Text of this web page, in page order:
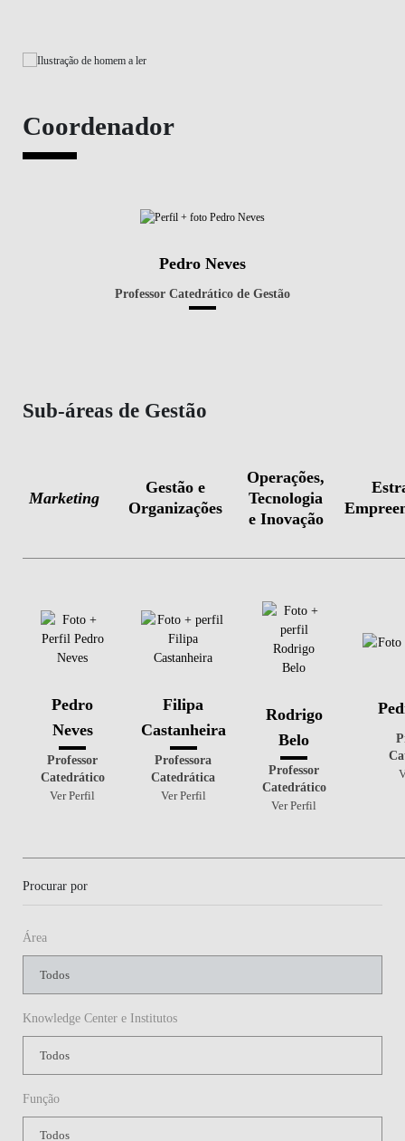
Coordenador
Pedro Neves
Professor Catedrático de Gestão
Sub-áreas de Gestão
Marketing
Gestão e
Organizações
Operações,
Tecnologia
e Inovação
Pedro
Neves
Professor
Catedrático
Ver Perfil
Filipa
Castanheira
Professora
Catedrática
Ver Perfil
Rodrigo
Belo
Professor
Catedrático
Ver Perfil
Procurar por
Área
Knowledge Center e Institutos
Função